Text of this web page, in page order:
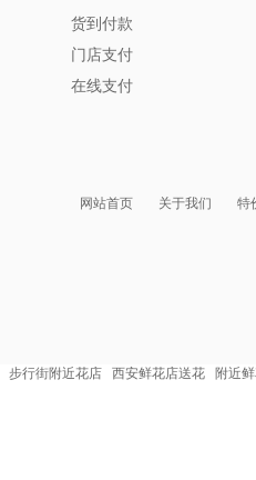
货到付款
门店支付
在线支付
网站首页 关于我们 特
步行街附近花店 西安鲜花店送花 附近